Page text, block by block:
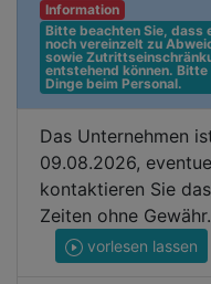
Information
Bitte beachten Sie, dass
noch vereinzelt zu
sowie
entstehend können.
Dinge beim Personal.
Das Unternehmen
09.08.2026,
kontaktieren Sie
Zeiten ohne Gewähr.
vorlesen lassen